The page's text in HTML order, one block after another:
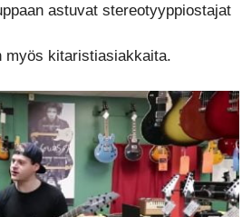
astuvat stereotyyppiostajat
myös kitaristiasiakkaita.